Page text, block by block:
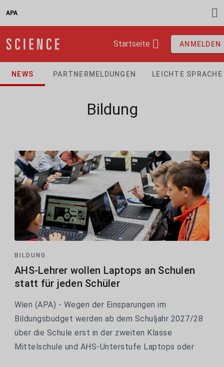
APA
Startseite ANMELDEN
NEWS PARTNERMELDUNGEN LEICHTE SPRACHE
Bildung
BILDUNG
AHS-Lehrer wollen Laptops an Schulen
statt für jeden Schüler
Wien (APA) - Wegen der Einsparungen im
Bildungsbudget werden ab dem Schuljahr 2027/28
über die Schule erst in der zweiten Klasse
Mittelschule und AHS-Unterstufe Laptops oder